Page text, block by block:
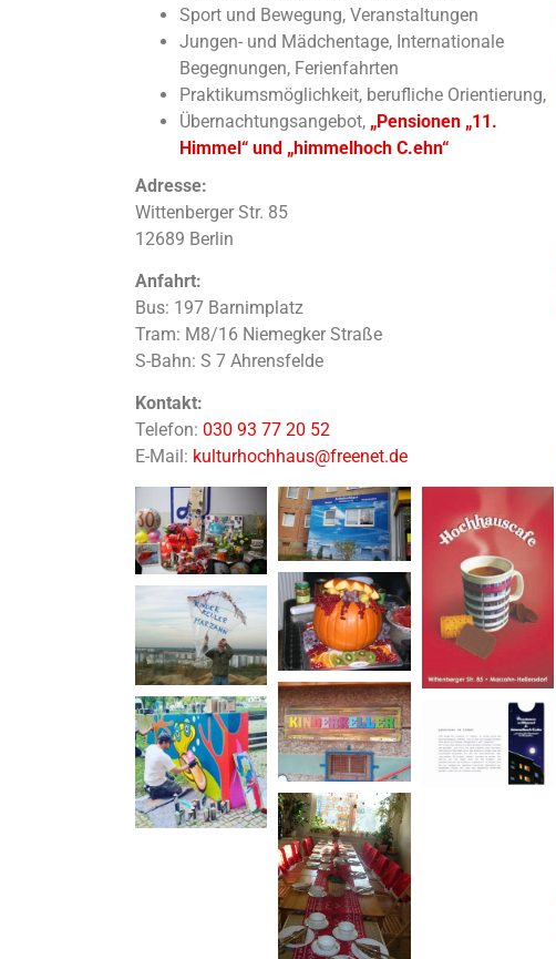
Sport und Bewegung, Veranstaltungen
Jungen- und Mädchentage, Internationale
Begegnungen, Ferienfahrten
Praktikumsmöglichkeit, berufliche Orientierung,
Übernachtungsangebot, „Pensionen „11.
Himmel“ und „himmelhoch C.ehn“
Adresse:
Wittenberger Str. 85
12689 Berlin
Anfahrt:
Bus: 197 Barnimplatz
Tram: M8/16 Niemegker Straße
S-Bahn: S 7 Ahrensfelde
Kontakt:
Telefon: 030 93 77 20 52
E-Mail: kulturhochhaus@freenet.de